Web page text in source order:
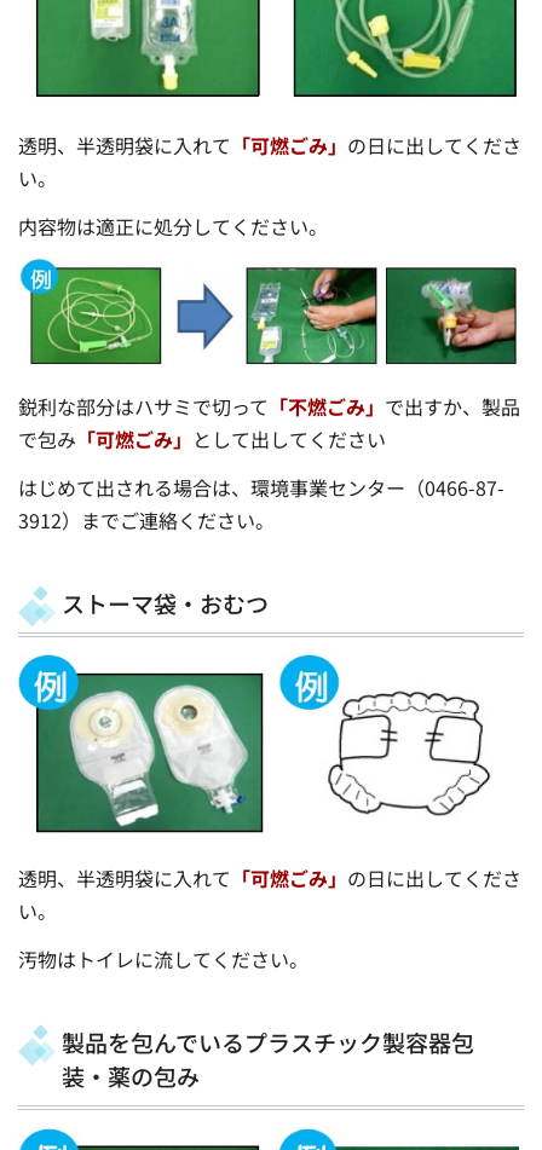
透明、半透明袋に入れて 「可燃ごみ」 の日に出してくださ
い。
内容物は適正に処分してください。
鋭利な部分はハサミで切って 「不燃ごみ」 で出すか、製品
で包み 「可燃ごみ」 として出してください
はじめて出される場合は、環境事業センター（0466-87-
3912）までご連絡ください。
ストーマ袋・おむつ
透明、半透明袋に入れて 「可燃ごみ」 の日に出してくださ
い。
汚物はトイレに流してください。
製品を包んでいるプラスチック製容器包
装・薬の包み